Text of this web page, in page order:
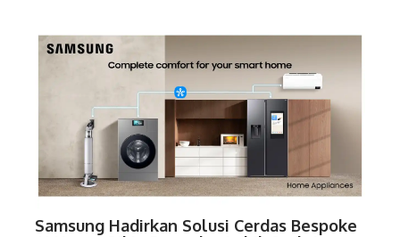
Samsung Hadirkan Solusi Cerdas Bespoke